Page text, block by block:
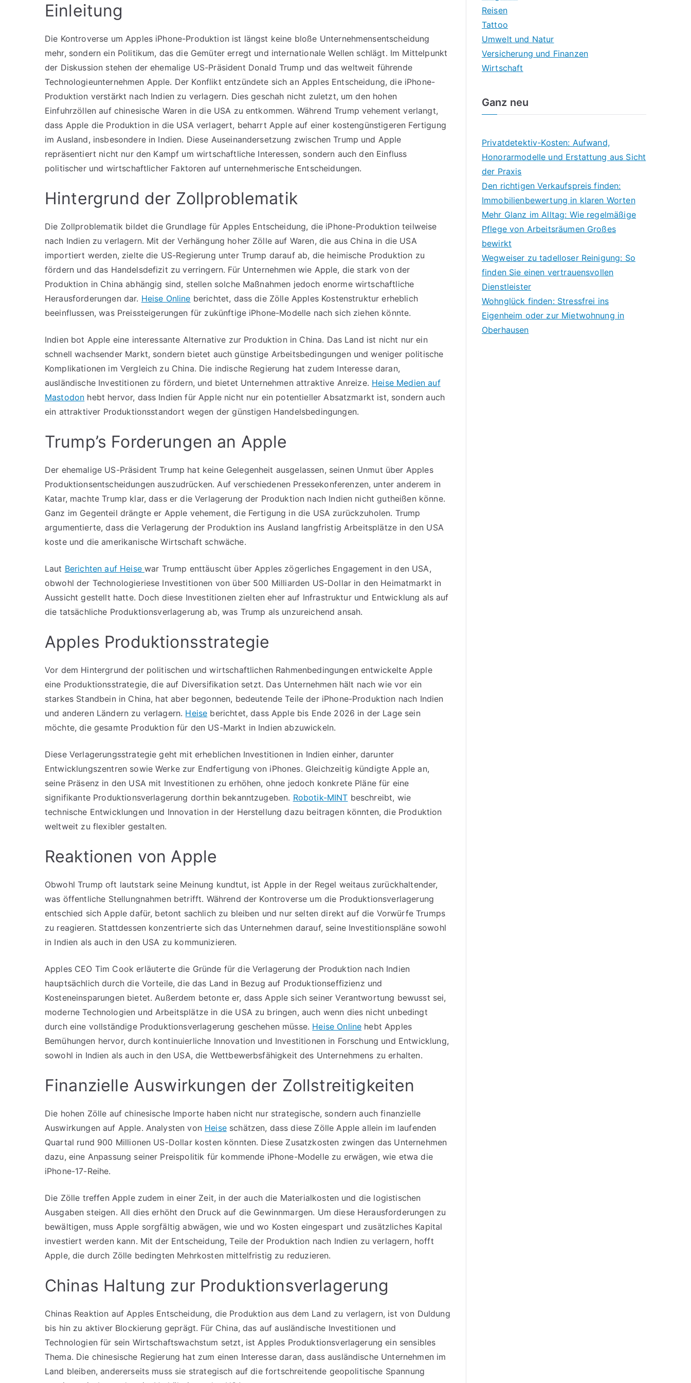
Einleitung
Die Kontroverse um Apples iPhone-Produktion ist längst keine bloße Unternehmensentscheidung
mehr, sondern ein Politikum, das die Gemüter erregt und internationale Wellen schlägt. Im Mittelpunkt
der Diskussion stehen der ehemalige US-Präsident Donald Trump und das weltweit führende
Technologieunternehmen Apple. Der Konflikt entzündete sich an Apples Entscheidung, die iPhone-
Produktion verstärkt nach Indien zu verlagern. Dies geschah nicht zuletzt, um den hohen
Einfuhrzöllen auf chinesische Waren in die USA zu entkommen. Während Trump vehement verlangt,
dass Apple die Produktion in die USA verlagert, beharrt Apple auf einer kostengünstigeren Fertigung
im Ausland, insbesondere in Indien. Diese Auseinandersetzung zwischen Trump und Apple
repräsentiert nicht nur den Kampf um wirtschaftliche Interessen, sondern auch den Einfluss
politischer und wirtschaftlicher Faktoren auf unternehmerische Entscheidungen.
Hintergrund der Zollproblematik
Die Zollproblematik bildet die Grundlage für Apples Entscheidung, die iPhone-Produktion teilweise
nach Indien zu verlagern. Mit der Verhängung hoher Zölle auf Waren, die aus China in die USA
importiert werden, zielte die US-Regierung unter Trump darauf ab, die heimische Produktion zu
fördern und das Handelsdefizit zu verringern. Für Unternehmen wie Apple, die stark von der
Produktion in China abhängig sind, stellen solche Maßnahmen jedoch enorme wirtschaftliche
Herausforderungen dar. Heise Online berichtet, dass die Zölle Apples Kostenstruktur erheblich
beeinflussen, was Preissteigerungen für zukünftige iPhone-Modelle nach sich ziehen könnte.
Indien bot Apple eine interessante Alternative zur Produktion in China. Das Land ist nicht nur ein
schnell wachsender Markt, sondern bietet auch günstige Arbeitsbedingungen und weniger politische
Komplikationen im Vergleich zu China. Die indische Regierung hat zudem Interesse daran,
ausländische Investitionen zu fördern, und bietet Unternehmen attraktive Anreize. Heise Medien auf
Mastodon hebt hervor, dass Indien für Apple nicht nur ein potentieller Absatzmarkt ist, sondern auch
ein attraktiver Produktionsstandort wegen der günstigen Handelsbedingungen.
Trump’s Forderungen an Apple
Der ehemalige US-Präsident Trump hat keine Gelegenheit ausgelassen, seinen Unmut über Apples
Produktionsentscheidungen auszudrücken. Auf verschiedenen Pressekonferenzen, unter anderem in
Katar, machte Trump klar, dass er die Verlagerung der Produktion nach Indien nicht gutheißen könne.
Ganz im Gegenteil drängte er Apple vehement, die Fertigung in die USA zurückzuholen. Trump
argumentierte, dass die Verlagerung der Produktion ins Ausland langfristig Arbeitsplätze in den USA
koste und die amerikanische Wirtschaft schwäche.
Laut Berichten auf Heisewar Trump enttäuscht über Apples zögerliches Engagement in den USA,
obwohl der Technologieriese Investitionen von über 500 Milliarden US-Dollar in den Heimatmarkt in
Aussicht gestellt hatte. Doch diese Investitionen zielten eher auf Infrastruktur und Entwicklung als auf
die tatsächliche Produktionsverlagerung ab, was Trump als unzureichend ansah.
Apples Produktionsstrategie
Vor dem Hintergrund der politischen und wirtschaftlichen Rahmenbedingungen entwickelte Apple
eine Produktionsstrategie, die auf Diversifikation setzt. Das Unternehmen hält nach wie vor ein
starkes Standbein in China, hat aber begonnen, bedeutende Teile der iPhone-Produktion nach Indien
und anderen Ländern zu verlagern. Heise berichtet, dass Apple bis Ende 2026 in der Lage sein
möchte, die gesamte Produktion für den US-Markt in Indien abzuwickeln.
Diese Verlagerungsstrategie geht mit erheblichen Investitionen in Indien einher, darunter
Entwicklungszentren sowie Werke zur Endfertigung von iPhones. Gleichzeitig kündigte Apple an,
seine Präsenz in den USA mit Investitionen zu erhöhen, ohne jedoch konkrete Pläne für eine
signifikante Produktionsverlagerung dorthin bekanntzugeben. Robotik-MINT beschreibt, wie
technische Entwicklungen und Innovation in der Herstellung dazu beitragen könnten, die Produktion
weltweit zu flexibler gestalten.
Reaktionen von Apple
Obwohl Trump oft lautstark seine Meinung kundtut, ist Apple in der Regel weitaus zurückhaltender,
was öffentliche Stellungnahmen betrifft. Während der Kontroverse um die Produktionsverlagerung
entschied sich Apple dafür, betont sachlich zu bleiben und nur selten direkt auf die Vorwürfe Trumps
zu reagieren. Stattdessen konzentrierte sich das Unternehmen darauf, seine Investitionspläne sowohl
in Indien als auch in den USA zu kommunizieren.
Apples CEO Tim Cook erläuterte die Gründe für die Verlagerung der Produktion nach Indien
hauptsächlich durch die Vorteile, die das Land in Bezug auf Produktionseffizienz und
Kosteneinsparungen bietet. Außerdem betonte er, dass Apple sich seiner Verantwortung bewusst sei,
moderne Technologien und Arbeitsplätze in die USA zu bringen, auch wenn dies nicht unbedingt
durch eine vollständige Produktionsverlagerung geschehen müsse. Heise Online hebt Apples
Bemühungen hervor, durch kontinuierliche Innovation und Investitionen in Forschung und Entwicklung,
sowohl in Indien als auch in den USA, die Wettbewerbsfähigkeit des Unternehmens zu erhalten.
Finanzielle Auswirkungen der Zollstreitigkeiten
Die hohen Zölle auf chinesische Importe haben nicht nur strategische, sondern auch finanzielle
Auswirkungen auf Apple. Analysten von Heiseschätzen, dass diese Zölle Apple allein im laufenden
Quartal rund 900 Millionen US-Dollar kosten könnten. Diese Zusatzkosten zwingen das Unternehmen
dazu, eine Anpassung seiner Preispolitik für kommende iPhone-Modelle zu erwägen, wie etwa die
iPhone-17-Reihe.
Die Zölle treffen Apple zudem in einer Zeit, in der auch die Materialkosten und die logistischen
Ausgaben steigen. All dies erhöht den Druck auf die Gewinnmargen. Um diese Herausforderungen zu
bewältigen, muss Apple sorgfältig abwägen, wie und wo Kosten eingespart und zusätzliches Kapital
investiert werden kann. Mit der Entscheidung, Teile der Produktion nach Indien zu verlagern, hofft
Apple, die durch Zölle bedingten Mehrkosten mittelfristig zu reduzieren.
Chinas Haltung zur Produktionsverlagerung
Chinas Reaktion auf Apples Entscheidung, die Produktion aus dem Land zu verlagern, ist von Duldung
bis hin zu aktiver Blockierung geprägt. Für China, das auf ausländische Investitionen und
Technologien für sein Wirtschaftswachstum setzt, ist Apples Produktionsverlagerung ein sensibles
Thema. Die chinesische Regierung hat zum einen Interesse daran, dass ausländische Unternehmen im
Land bleiben, andererseits muss sie strategisch auf die fortschreitende geopolitische Spannung
Reisen
Tattoo
Umwelt und Natur
Versicherung und Finanzen
Wirtschaft
Ganz neu
Privatdetektiv-Kosten: Aufwand,
Honorarmodelle und Erstattung aus Sicht
der Praxis
Den richtigen Verkaufspreis finden:
Immobilienbewertung in klaren Worten
Mehr Glanz im Alltag: Wie regelmäßige
Pflege von Arbeitsräumen Großes
bewirkt
Wegweiser zu tadelloser Reinigung: So
finden Sie einen vertrauensvollen
Dienstleister
Wohnglück finden: Stressfrei ins
Eigenheim oder zur Mietwohnung in
Oberhausen